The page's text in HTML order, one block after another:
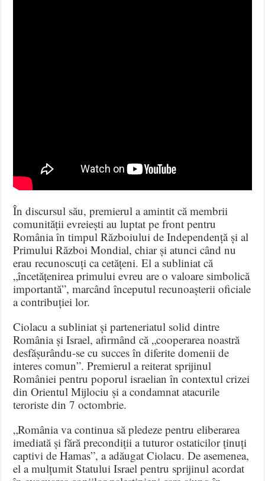
În discursul său, premierul a amintit că membrii
comunității evreiești au luptat pe front pentru
România în timpul Războiului de Independență și al
Primului Război Mondial, chiar și atunci când nu
erau recunoscuți ca cetățeni. El a subliniat că
„încetățenirea primului evreu are o valoare simbolică
importantă”, marcând începutul recunoașterii oficiale
a contribuției lor.
Ciolacu a subliniat și parteneriatul solid dintre
România și Israel, afirmând că „cooperarea noastră
desfășurându-se cu succes în diferite domenii de
interes comun”. Premierul a reiterat sprijinul
României pentru poporul israelian în contextul crizei
din Orientul Mijlociu și a condamnat atacurile
teroriste din 7 octombrie.
„România va continua să pledeze pentru eliberarea
imediată și fără precondiții a tuturor ostaticilor ținuți
captivi de Hamas”, a adăugat Ciolacu. De asemenea,
el a mulțumit Statului Israel pentru sprijinul acordat